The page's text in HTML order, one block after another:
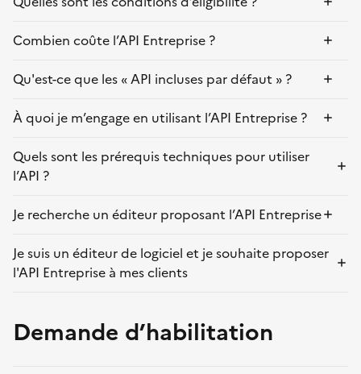
Combien coûte l’API Entreprise ?
Qu'est-ce que les « API incluses par défaut » ?
À quoi je m’engage en utilisant l’API Entreprise ?
Quels sont les prérequis techniques pour utiliser
l’API ?
Je recherche un éditeur proposant l’API Entreprise
Je suis un éditeur de logiciel et je souhaite proposer
l'API Entreprise à mes clients
Demande d’habilitation